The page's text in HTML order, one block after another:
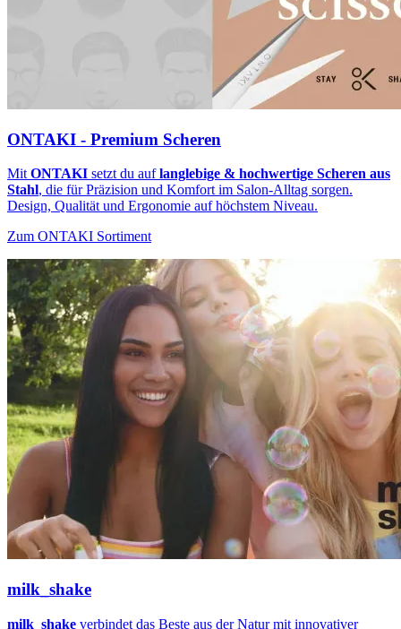
ONTAKI - Premium Scheren
Mit ONTAKI setzt du auflanglebige & hochwertige Scheren aus
Stahl, die für Präzision und Komfort im Salon-Alltag sorgen.
Design, Qualität und Ergonomie auf höchstem Niveau.
Zum ONTAKI Sortiment
milk_shake
milk_shake verbindet das Beste aus der Natur mit innovativer